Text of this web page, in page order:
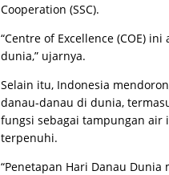
Cooperation (SSC).
“Centre of Excellence (COE)
dunia,” ujarnya.
Selain itu, Indonesia
danau-danau di dunia,
fungsi sebagai tampungan air
terpenuhi.
“Penetapan Hari Danau